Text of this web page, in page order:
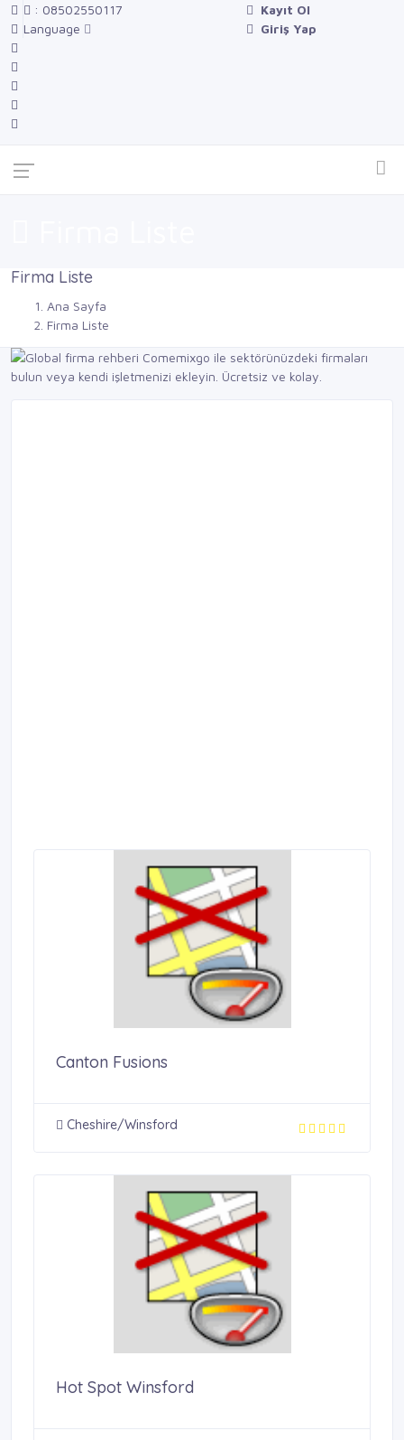
: 08502550117
Language
Kayıt Ol
Giriş Yap
Firma Liste
Ana Sayfa
Firma Liste
Canton Fusions
Cheshire/Winsford
Hot Spot Winsford